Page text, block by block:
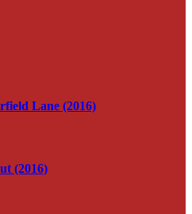
Lane (2016)
(2016)